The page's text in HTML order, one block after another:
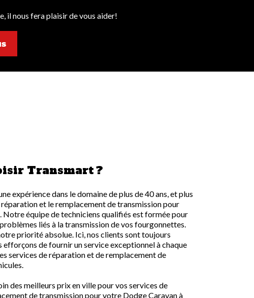
il nous fera plaisir de vous aider!
Transmart ?
expérience dans le domaine de plus de 40 ans, et plus
et le remplacement de transmission pour
Notre équipe de techniciens qualifiés est formée pour
liés à la transmission de vos fourgonnettes.
priorité absolue. Ici, nos clients sont toujours
efforçons de fournir un service exceptionnel à chaque
services de réparation et de remplacement de
des meilleurs prix en ville pour vos services de
de transmission pour votre Dodge Caravan à